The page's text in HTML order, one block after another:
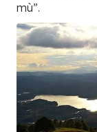
mù”.